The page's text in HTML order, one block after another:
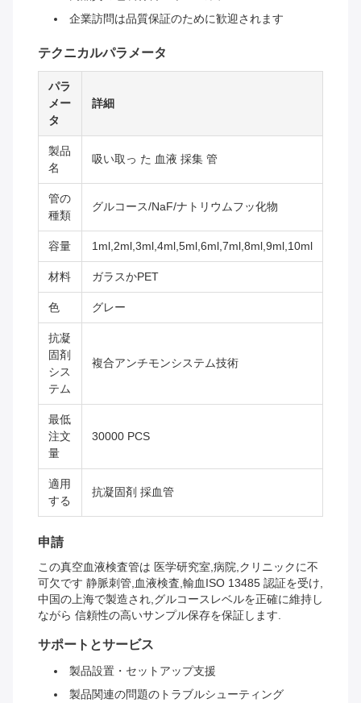
企業訪問は品質保証のために歓迎されます
テクニカルパラメータ
パラ
メー
タ
詳細
製品
名
吸い取っ た 血液 採集 管
管の
種類
グルコース/NaF/ナトリウムフッ化物
容量 1ml,2ml,3ml,4ml,5ml,6ml,7ml,8ml,9ml,10ml
材料 ガラスかPET
色 グレー
抗凝
固剤
シス
テム
複合アンチモンシステム技術
最低
注文
量
30000 PCS
適用
する
抗凝固剤 採血管
申請
この真空血液検査管は 医学研究室,病院,クリニックに不
可欠です 静脈刺管,血液検査,輸血ISO 13485 認証を受け,
中国の上海で製造され,グルコースレベルを正確に維持し
ながら 信頼性の高いサンプル保存を保証します.
サポートとサービス
製品設置・セットアップ支援
製品関連の問題のトラブルシューティング